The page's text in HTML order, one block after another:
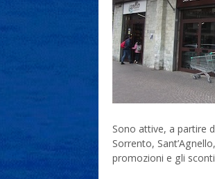
Sono attive, a partire
Sorrento,
promozioni e gli